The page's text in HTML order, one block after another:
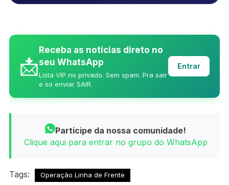
📩
Receba as noticias direto no
seu WhatsApp
Lista VIP no privado. Sem spam. Pra sair
e so enviar SAIR.
Entrar
Participe da nossa comunidade!
Clique aqui para entrar no grupo do WhatsApp
Tags: Operação Linha de Frente